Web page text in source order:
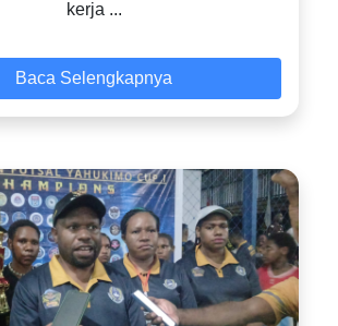
kerja ...
Baca Selengkapnya